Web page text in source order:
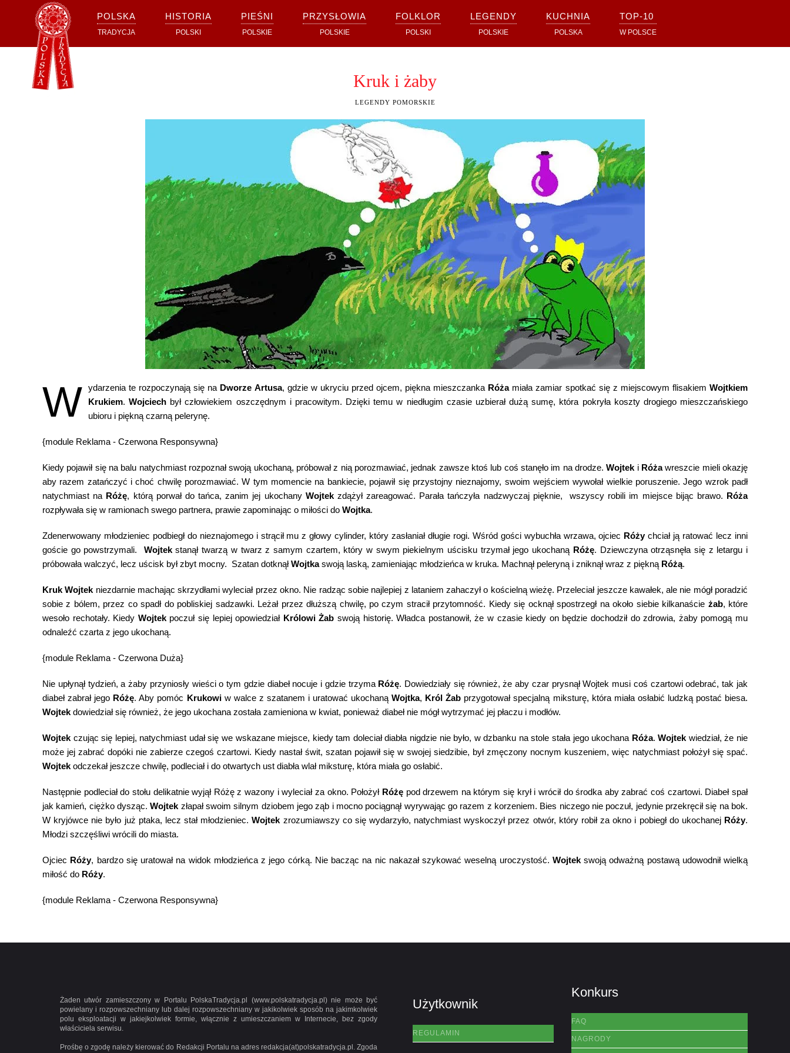
Przejdź do głównej treści
POLSKA
TRADYCJA
HISTORIA
POLSKI
PIEŚNI
POLSKIE
PRZYSŁOWIA
POLSKIE
FOLKLOR
POLSKI
LEGENDY
POLSKIE
KUCHNIA
POLSKA
TOP-10
W POLSCE
Kruk i żaby
LEGENDY POMORSKIE
W ydarzenia te rozpoczynają się na Dworze Artusa, gdzie w ukryciu przed ojcem, piękna mieszczanka Różamiała zamiar spotkać się z miejscowym flisakiemWojtkiem
Krukiem.Wojciech był człowiekiem oszczędnym i pracowitym. Dzięki temu w niedługim czasie uzbierał dużą sumę, która pokryła koszty drogiego mieszczańskiego
ubioru i piękną czarną pelerynę.
{module Reklama - Czerwona Responsywna}
Kiedy pojawił się na balu natychmiast rozpoznał swoją ukochaną, próbował z nią porozmawiać, jednak zawsze ktoś lub coś stanęło im na drodze.Wojtek i Różawreszcie mieli okazję
aby razem zatańczyć i choć chwilę porozmawiać. W tym momencie na bankiecie, pojawił się przystojny nieznajomy, swoim wejściem wywołał wielkie poruszenie. Jego wzrok padł
natychmiast na Różę, którą porwał do tańca, zanim jej ukochany Wojtekzdążył zareagować. Parała tańczyła nadzwyczaj pięknie, wszyscy robili im miejsce bijąc brawo. Róża
rozpływała się w ramionach swego partnera, prawie zapominając o miłości do Wojtka.
Zdenerwowany młodzieniec podbiegł do nieznajomego i strącił mu z głowy cylinder, który zasłaniał długie rogi. Wśród gości wybuchła wrzawa, ojciec Różychciał ją ratować lecz inni
goście go powstrzymali. Wojtekstanął twarzą w twarz z samym czartem, który w swym piekielnym uścisku trzymał jego ukochaną Różę. Dziewczyna otrząsnęła się z letargu i
próbowała walczyć, lecz uścisk był zbyt mocny. Szatan dotknąłWojtkaswoją laską, zamieniając młodzieńca w kruka. Machnął peleryną i zniknął wraz z piękną Różą.
Kruk Wojtek niezdarnie machając skrzydłami wyleciał przez okno. Nie radząc sobie najlepiej z lataniem zahaczył o kościelną wieżę. Przeleciał jeszcze kawałek, ale nie mógł poradzić
sobie z bólem, przez co spadł do pobliskiej sadzawki. Leżał przez dłuższą chwilę, po czym stracił przytomność. Kiedy się ocknął spostrzegł na około siebie kilkanaście żab, które
wesoło rechotały. Kiedy Wojtekpoczuł się lepiej opowiedział Królowi Żab swoją historię. Władca postanowił, że w czasie kiedy on będzie dochodził do zdrowia, żaby pomogą mu
odnaleźć czarta z jego ukochaną.
{module Reklama - Czerwona Duża}
Nie upłynął tydzień, a żaby przyniosły wieści o tym gdzie diabeł nocuje i gdzie trzyma Różę. Dowiedziały się również, że aby czar prysnął Wojtek musi coś czartowi odebrać, tak jak
diabeł zabrał jego Różę. Aby pomóc Krukowiw walce z szatanem i uratować ukochanąWojtka, Król Żab przygotował specjalną miksturę, która miała osłabić ludzką postać biesa.
Wojtek dowiedział się również, że jego ukochana została zamieniona w kwiat, ponieważ diabeł nie mógł wytrzymać jej płaczu i modłów.
Wojtek czując się lepiej, natychmiast udał się we wskazane miejsce, kiedy tam doleciał diabła nigdzie nie było, w dzbanku na stole stała jego ukochana Róża.Wojtek wiedział, że nie
może jej zabrać dopóki nie zabierze czegoś czartowi. Kiedy nastał świt, szatan pojawił się w swojej siedzibie, był zmęczony nocnym kuszeniem, więc natychmiast położył się spać.
Wojtek odczekał jeszcze chwilę, podleciał i do otwartych ust diabła wlał miksturę, która miała go osłabić.
Następnie podleciał do stołu delikatnie wyjął Różę z wazony i wyleciał za okno. Położył Różępod drzewem na którym się krył i wrócił do środka aby zabrać coś czartowi. Diabeł spał
jak kamień, ciężko dysząc.Wojtek złapał swoim silnym dziobem jego ząb i mocno pociągnął wyrywając go razem z korzeniem. Bies niczego nie poczuł, jedynie przekręcił się na bok.
W kryjówce nie było już ptaka, lecz stał młodzieniec.Wojtek zrozumiawszy co się wydarzyło, natychmiast wyskoczył przez otwór, który robił za okno i pobiegł do ukochanej Róży.
Młodzi szczęśliwi wrócili do miasta.
Ojciec Róży, bardzo się uratował na widok młodzieńca z jego córką. Nie bacząc na nic nakazał szykować weselną uroczystość. Wojtekswoją odważną postawą udowodnił wielką
miłość do Róży.
{module Reklama - Czerwona Responsywna}
Żaden utwór zamieszczony w Portalu PolskaTradycja.pl (www.polskatradycja.pl) nie może być
powielany i rozpowszechniany lub dalej rozpowszechniany w jakikolwiek sposób na jakimkolwiek
polu eksploatacji w jakiejkolwiek formie, włącznie z umieszczaniem w Internecie, bez zgody
właściciela serwisu.
Prośbę o zgodę należy kierować do Redakcji Portalu na adres redakcja(at)polskatradycja.pl. Zgoda
Użytkownik
REGULAMIN
Konkurs
FAQ
NAGRODY